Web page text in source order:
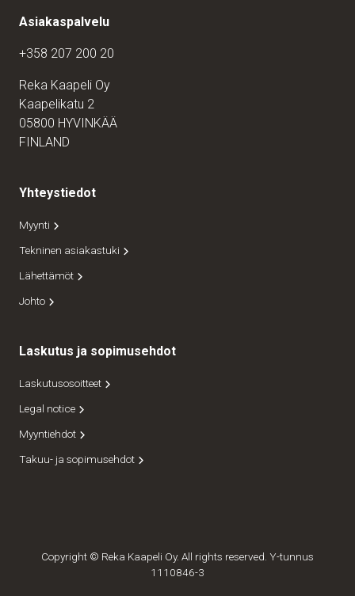
Asiakaspalvelu
+358 207 200 20
Reka Kaapeli Oy
Kaapelikatu 2
05800 HYVINKÄÄ
FINLAND
Yhteystiedot
Myynti
Tekninen asiakastuki
Lähettämöt
Johto
Laskutus ja sopimusehdot
Laskutusosoitteet
Legal notice
Myyntiehdot
Takuu- ja sopimusehdot
Copyright © Reka Kaapeli Oy. All rights reserved. Y-tunnus
1110846-3